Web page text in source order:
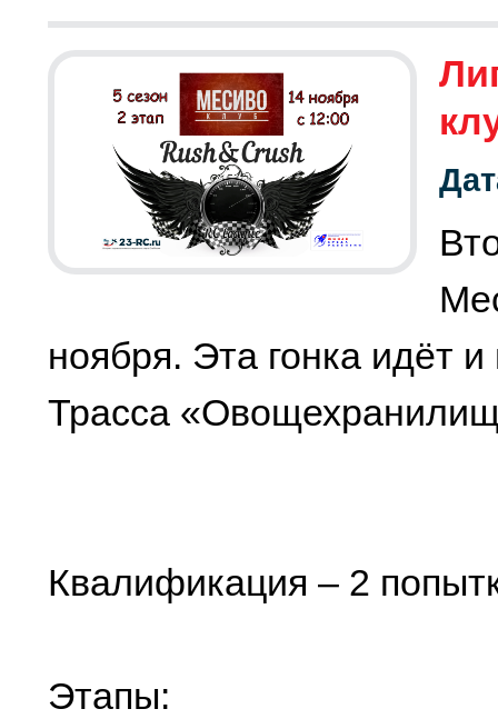
ноября. Эта гонка идёт и
Трасса
Квалификация – 2
Этапы: